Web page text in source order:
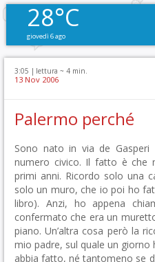
28°C
giovedì 6 ago
3:05 | lettura ~ 4 min.
13 Nov 2006
Palermo perché
Sono nato in via de
numero civico. Il fatto è che
primi anni. Ricordo solo una
solo un muro, che io poi ho
libro). Anzi, ho appena
confermato che era un
piano. Un’altra cosa però la
mio padre, sul quale un
abbia fatto, né tantomeno se